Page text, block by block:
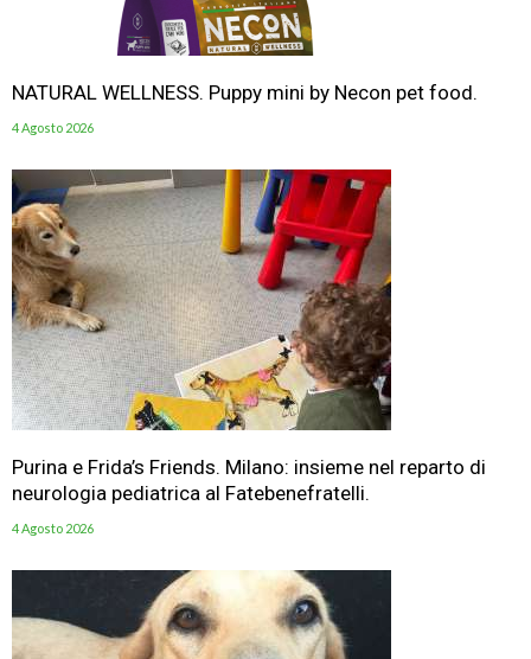
NATURAL WELLNESS. Puppy mini by Necon pet food.
4 Agosto 2026
Purina e Frida’s Friends. Milano: insieme nel reparto di
neurologia pediatrica al Fatebenefratelli.
4 Agosto 2026